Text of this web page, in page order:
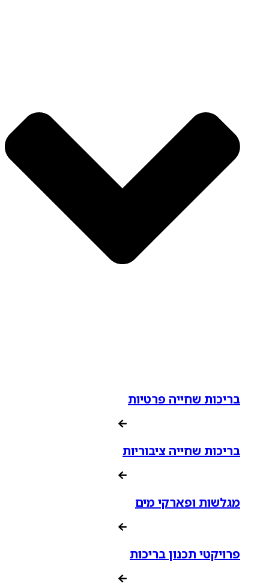
בריכות שחייה פרטיות
בריכות שחייה ציבוריות
מגלשות ופארקי מים
פרויקטי תכנון בריכות